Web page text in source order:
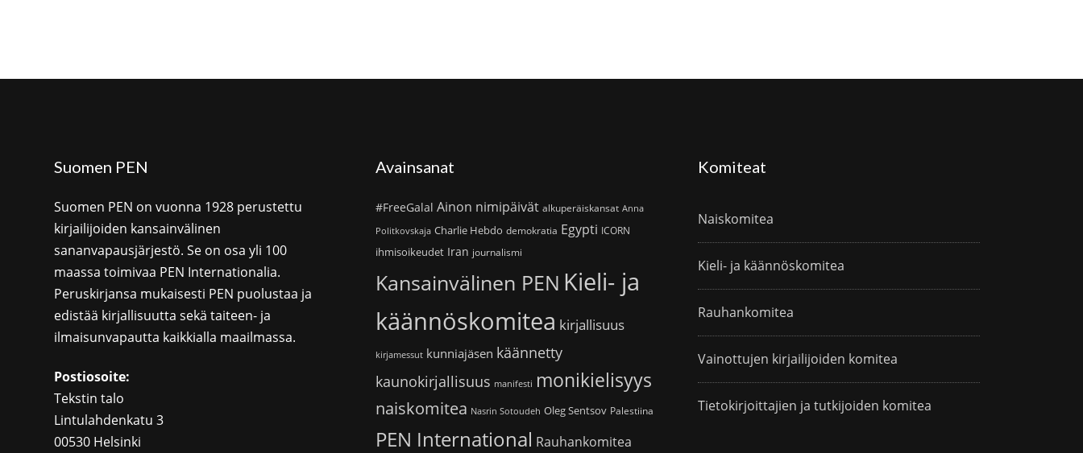
Suomen PEN
Suomen PEN on vuonna 1928 perustettu
kirjailijoiden kansainvälinen
sananvapausjärjestö. Se on osa yli 100
maassa toimivaa PEN Internationalia.
Peruskirjansa mukaisesti PEN puolustaa ja
edistää kirjallisuutta sekä taiteen- ja
ilmaisunvapautta kaikkialla maailmassa.
Postiosoite:
Tekstin talo
Lintulahdenkatu 3
00530 Helsinki
Avainsanat
#FreeGalal Ainon nimipäivät alkuperäiskansat Anna
Politkovskaja Charlie Hebdo demokratia Egypti ICORN
ihmisoikeudet Iran journalismi
Kansainvälinen PEN Kieli- ja
käännöskomitea kirjallisuus
kirjamessut kunniajäsen käännetty
kaunokirjallisuus manifesti monikielisyys
naiskomitea Nasrin Sotoudeh Oleg Sentsov Palestiina
PEN International Rauhankomitea
Komiteat
Naiskomitea
Kieli- ja käännöskomitea
Rauhankomitea
Vainottujen kirjailijoiden komitea
Tietokirjoittajien ja tutkijoiden komitea